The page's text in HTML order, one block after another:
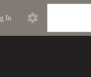
In